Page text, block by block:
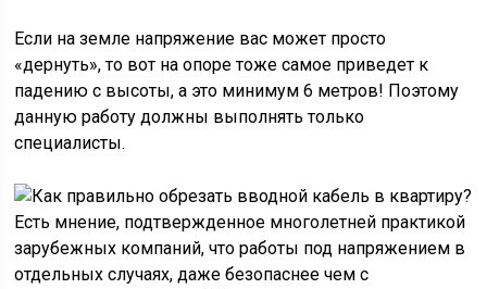
Если на земле напряжение вас может просто
«дернуть», то вот на опоре тоже самое приведет к
падению с высоты, а это минимум 6 метров! Поэтому
данную работу должны выполнять только
специалисты.
Есть мнение, подтвержденное многолетней практикой
зарубежных компаний, что работы под напряжением в
отдельных случаях, даже безопаснее чем с